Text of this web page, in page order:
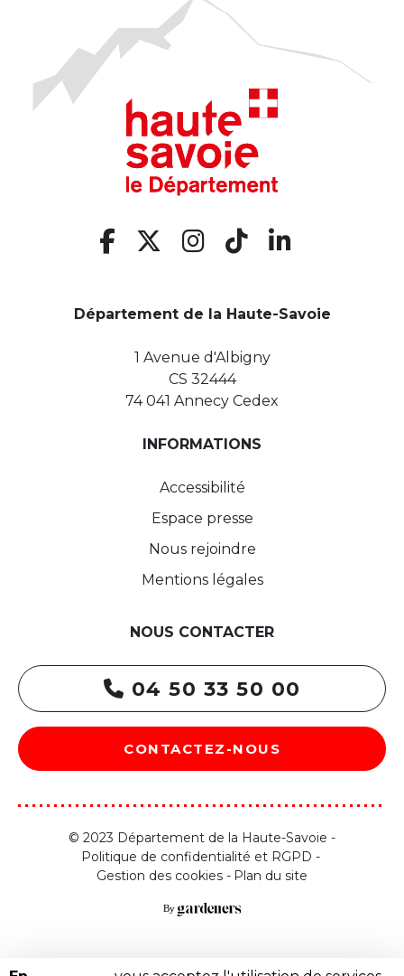
Département de la Haute-Savoie
1 Avenue d'Albigny
CS 32444
74 041 Annecy Cedex
INFORMATIONS
Accessibilité
Espace presse
Nous rejoindre
Mentions légales
NOUS CONTACTER
04 50 33 50 00
CONTACTEZ-NOUS
© 2023 Département de la Haute-Savoie -
Politique de confidentialité et RGPD
Gestion des cookies
Plan du site